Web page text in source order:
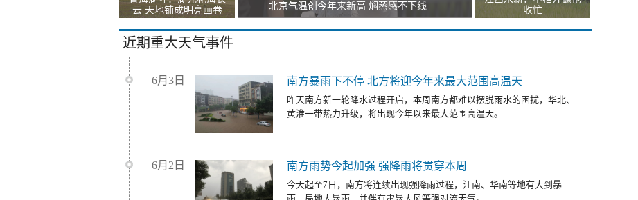
云 天地铺成明亮画卷
北京气温创今年来新高 焖蒸感不下线
收忙
近期重大天气事件
6月3日 南方暴雨下不停 北方将迎今年来最大范围高温天
昨天南方新一轮降水过程开启，本周南方都难以摆脱雨水的困扰，华北、
黄淮一带热力升级，将出现今年以来最大范围高温天。
6月2日 南方雨势今起加强 强降雨将贯穿本周
今天起至7日，南方将连续出现强降雨过程，江南、华南等地有大到暴